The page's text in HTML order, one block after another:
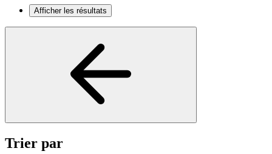
Afficher les résultats
Trier par